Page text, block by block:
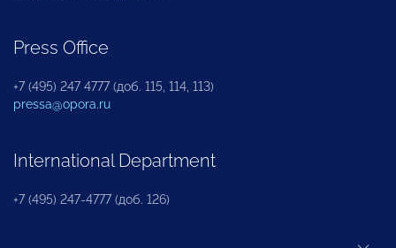
Press Office
+7 (495) 247 4777 (доб. 115, 114, 113)
pressa@opora.ru
International Department
+7 (495) 247-4777 (доб. 126)